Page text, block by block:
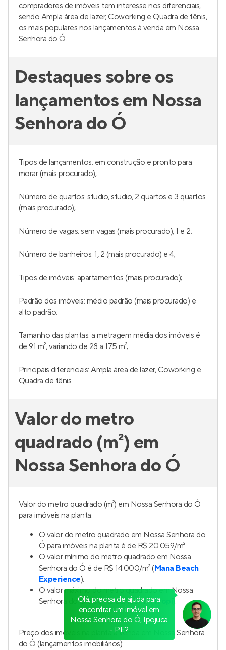
compradores de imóveis tem interesse nos diferenciais,
sendo Ampla área de lazer, Coworking e Quadra de tênis,
os mais populares nos lançamentos à venda em Nossa
Senhora do Ó.
Destaques sobre os
lançamentos em Nossa
Senhora do Ó
Tipos de lançamentos: em construção e pronto para
morar (mais procurado);
Número de quartos: studio, studio, 2 quartos e 3 quartos
(mais procurado);
Número de vagas: sem vagas (mais procurado), 1 e 2;
Número de banheiros: 1, 2 (mais procurado) e 4;
Tipos de imóveis: apartamentos (mais procurado);
Padrão dos imóveis: médio padrão (mais procurado) e
alto padrão;
Tamanho das plantas: a metragem média dos imóveis é
de 91 m², variando de 28 a 175 m²;
Principais diferenciais: Ampla área de lazer, Coworking e
Quadra de tênis.
Valor do metro
quadrado (m²) em
Nossa Senhora do Ó
Valor do metro quadrado (m²) em Nossa Senhora do Ó
para imóveis na planta:
O valor do metro quadrado em Nossa Senhora do
Ó para imóveis na planta é de R$ 20.059/m²
O valor mínimo do metro quadrado em Nossa
Senhora do Ó é de R$ 14.000/m² (Mana Beach
Experience).
O valor máximo do metro quadrado em Nossa
Senhora do Ó é de R$ 28.425/m² (Tropí ).
Preço dos imóveis na planta à venda em Nossa Senhora
do Ó (lançamentos imobiliários):
Olá, precisa de ajuda para
encontrar um imóvel em
Nossa Senhora do Ó, Ipojuca
- PE?